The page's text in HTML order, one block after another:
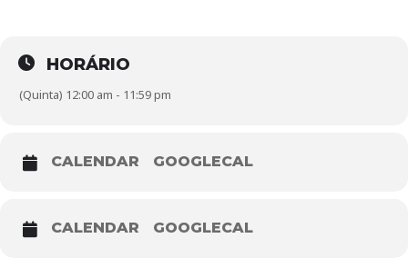
HORÁRIO
(Quinta) 12:00 am - 11:59 pm
CALENDAR GOOGLECAL
CALENDAR GOOGLECAL